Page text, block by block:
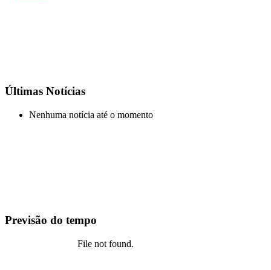
Últimas Notícias
Nenhuma notícia até o momento
Previsão do tempo